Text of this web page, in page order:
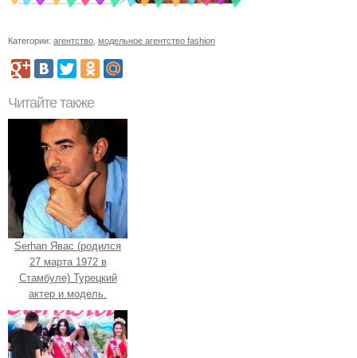
Категории: агентство модельное агентство fashion
Читайте также
Serhan Явас (родился
27 марта 1972 в
Стамбуле) Турецкий
актер и модель.